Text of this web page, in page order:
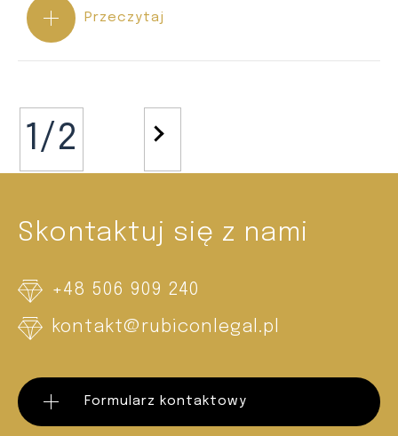
Przeczytaj
1/2 >
Skontaktuj się z nami
+48 506 909 240
kontakt@rubiconlegal.pl
Formularz kontaktowy